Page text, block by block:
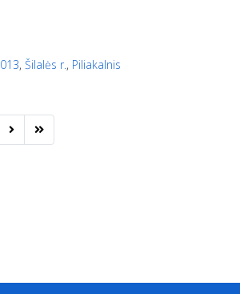
, Šilalės r., Piliakalnis